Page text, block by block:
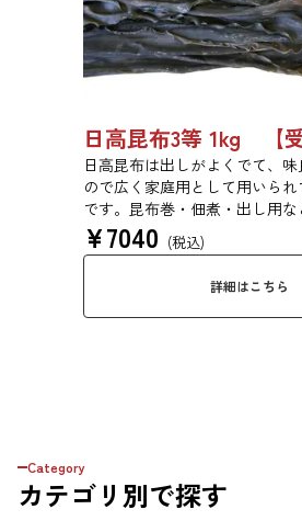
日高昆布は出しがよくでて、
ので広く家庭用として用いら
です。昆布巻・佃煮・出し用
とした旨みのある食感です。
¥7040 (税込)
詳細はこちら
Category
カテゴリ 別で探す